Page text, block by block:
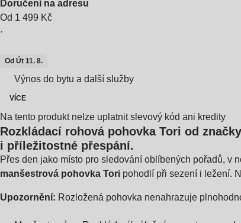
Doručení na adresu
Od 1 499 Kč
·
Od Út 11. 8.
Výnos do bytu a další služby
VÍCE
Na tento produkt nelze uplatnit slevový kód ani kredity
Rozkládací rohová pohovka Tori od
i příležitostné přespání.
Přes den jako místo pro sledování oblíbených pořadů, v
manšestrová pohovka Tori pohodlí při sezení i ležení.
Upozornění: Rozložená pohovka nenahrazuje